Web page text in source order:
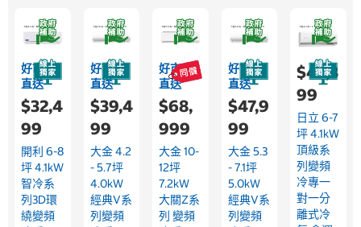
好市多
直送
$32,4
99
開利 6-8
坪 4.1kW
智冷系
列3D環
繞變頻
好市多
直送
$39,4
99
大金 4.2
- 5.7坪
4.0kW
經典V系
列變頻
好市多
直送
$68,
999
大金 10-
12坪
7.2kW
大關Z系
列 變頻
好市多
直送
$47,9
99
大金 5.3
- 7.1坪
5.0kW
經典V系
列變頻
$45,3
99
日立 6-7
坪 4.1kW
頂級系
列變頻
冷專一
對一分
離式冷